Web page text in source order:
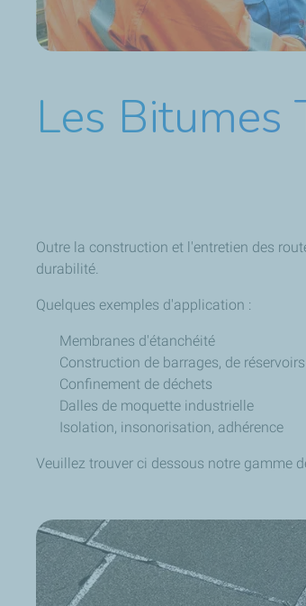
Les Bitumes
Outre la construction et l'entretien des
durabilité.
Quelques exemples d'application :
Membranes d'étanchéité
Construction de barrages, de
Confinement de déchets
Dalles de moquette industrielle
Isolation, insonorisation, adhérence
Veuillez trouver ci dessous notre gamme